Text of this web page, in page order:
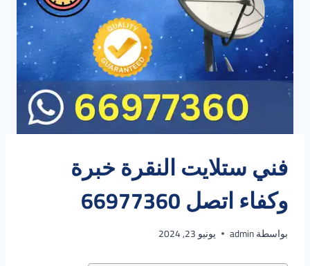
فني ستلايت النقرة خبرة
وكفاء اتصل 66977360
بواسطةadmin يونيو 23, 2024